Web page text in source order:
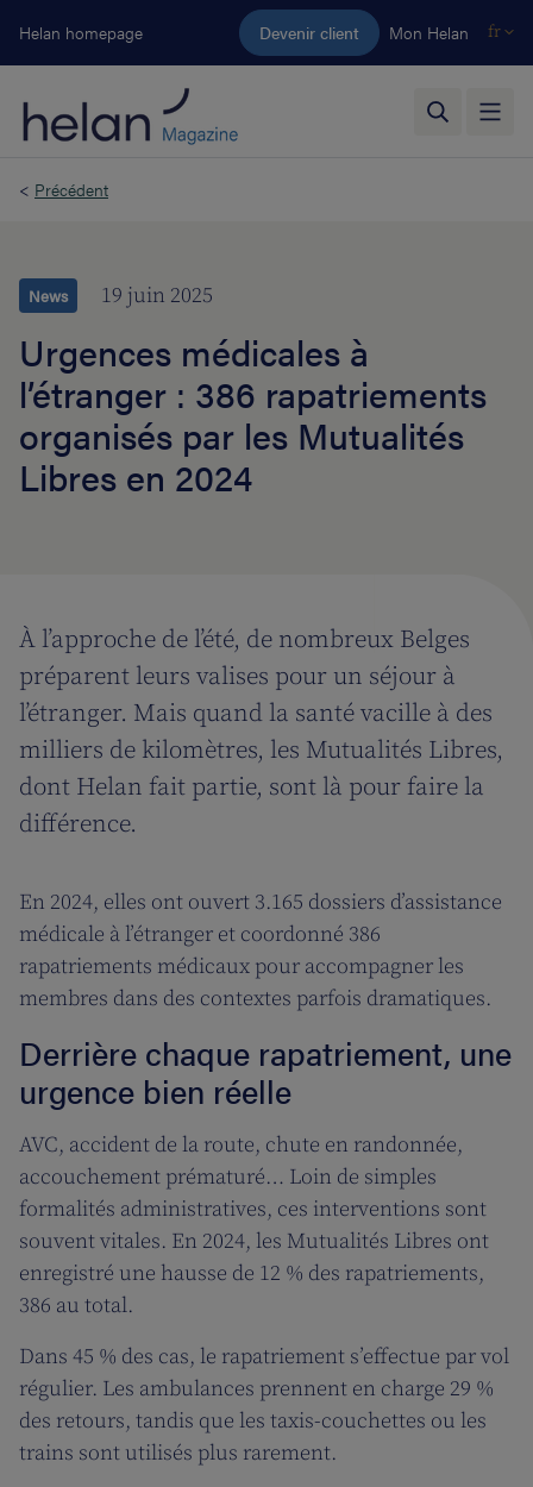
Aller au contenu principal
Helan homepage Devenir client Mon Helan fr
< Précédent
News 19 juin 2025
Urgences médicales à
l’étranger : 386 rapatriements
organisés par les Mutualités
Libres en 2024
À l’approche de l’été, de nombreux Belges
préparent leurs valises pour un séjour à
l’étranger. Mais quand la santé vacille à des
milliers de kilomètres, les Mutualités Libres,
dont Helan fait partie, sont là pour faire la
différence.
En 2024, elles ont ouvert 3.165 dossiers d’assistance
médicale à l’étranger et coordonné 386
rapatriements médicaux pour accompagner les
membres dans des contextes parfois dramatiques.
Derrière chaque rapatriement, une
urgence bien réelle
AVC, accident de la route, chute en randonnée,
accouchement prématuré… Loin de simples
formalités administratives, ces interventions sont
souvent vitales. En 2024, les Mutualités Libres ont
enregistré une hausse de 12 % des rapatriements,
386 au total.
Dans 45 % des cas, le rapatriement s’effectue par vol
régulier. Les ambulances prennent en charge 29 %
des retours, tandis que les taxis-couchettes ou les
trains sont utilisés plus rarement.